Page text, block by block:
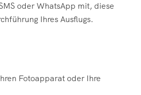
oder WhatsApp mit, diese
Ihres Ausflugs.
Fotoapparat oder Ihre